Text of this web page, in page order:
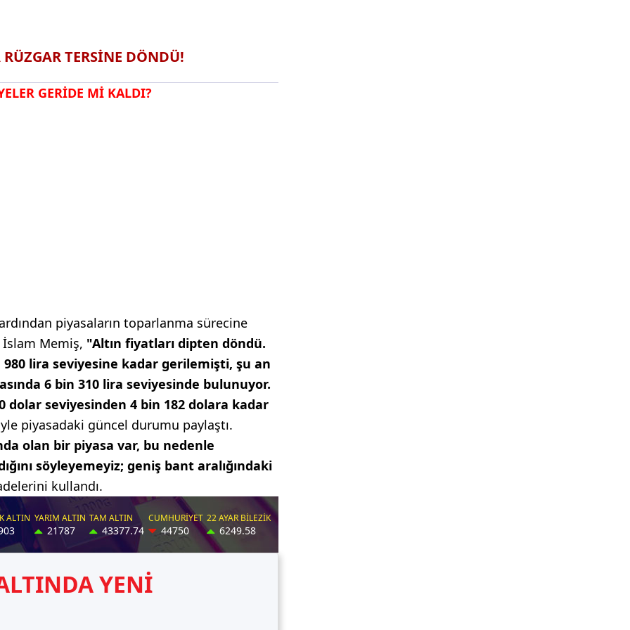
TERSİNE DÖNDÜ!
GERİDE Mİ KALDI?
piyasaların toparlanma sürecine
Memiş, "Altın fiyatları dipten döndü.
lira seviyesine kadar gerilemişti, şu an
6 bin 310 lira seviyesinde bulunuyor.
dolar seviyesinden 4 bin 182 dolara kadar
piyasadaki güncel durumu paylaştı.
olan bir piyasa var, bu nedenle
söyleyemeyiz; geniş bant aralığındaki
kullandı.
YENİ